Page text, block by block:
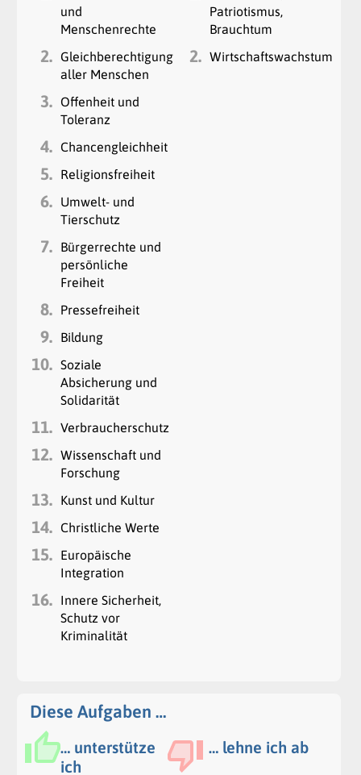
und
Menschenrechte
Patriotismus,
Brauchtum
2.
Gleichberechtigung
aller Menschen
2. Wirtschaftswachstum
3.
Offenheit und
Toleranz
4. Chancengleichheit
5. Religionsfreiheit
6.
Umwelt- und
Tierschutz
7.
Bürgerrechte und
persönliche
Freiheit
8. Pressefreiheit
9. Bildung
10. Soziale
Absicherung und
Solidarität
11. Verbraucherschutz
12. Wissenschaft und
Forschung
13. Kunst und Kultur
14. Christliche Werte
15.
Europäische
Integration
16.
Innere Sicherheit,
Schutz vor
Kriminalität
Diese Aufgaben …
… unterstütze
ich
… lehne ich ab